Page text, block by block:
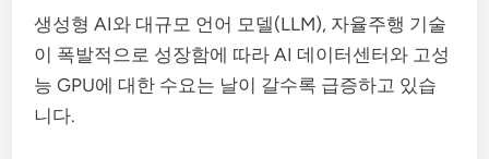
생성형 AI와 대규모 언어 모델(LLM), 자율주행 기술
이 폭발적으로 성장함에 따라 AI 데이터센터와 고성
능 GPU에 대한 수요는 날이 갈수록 급증하고 있습
니다.